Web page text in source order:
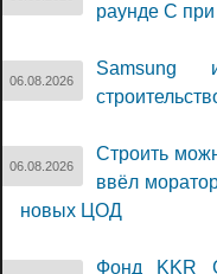
раунде C
06.08.2026
Samsung
06.08.2026
Строить
ввёл
новых ЦОД
Фонд KKR